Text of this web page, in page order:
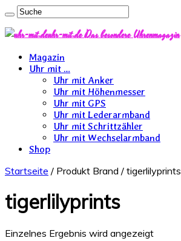
uhr-mit.de Das besondere Uhrenmagazin
Magazin
Uhr mit …
Uhr mit Anker
Uhr mit Höhenmesser
Uhr mit GPS
Uhr mit Lederarmband
Uhr mit Schrittzähler
Uhr mit Wechselarmband
Shop
Startseite / Produkt Brand / tigerlilyprints
tigerlilyprints
Einzelnes Ergebnis wird angezeigt